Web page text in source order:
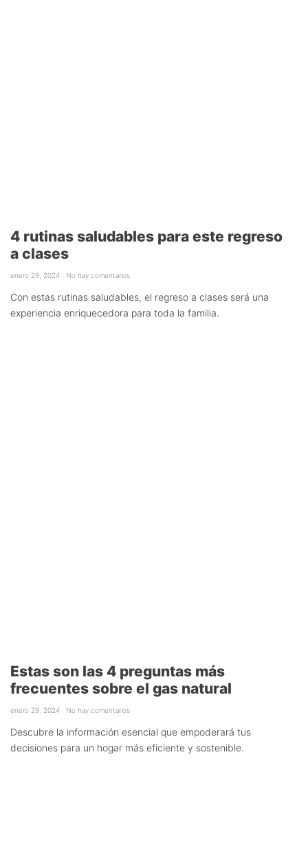
4 rutinas saludables para este regreso
a clases
enero 29, 2024 No hay comentarios
Con estas rutinas saludables, el regreso a clases será una
experiencia enriquecedora para toda la familia.
Estas son las 4 preguntas más
frecuentes sobre el gas natural
enero 29, 2024 No hay comentarios
Descubre la información esencial que empoderará tus
decisiones para un hogar más eficiente y sostenible.